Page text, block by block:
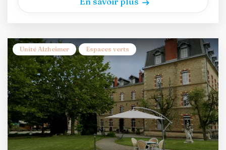
Unité Alzheimer Espaces verts